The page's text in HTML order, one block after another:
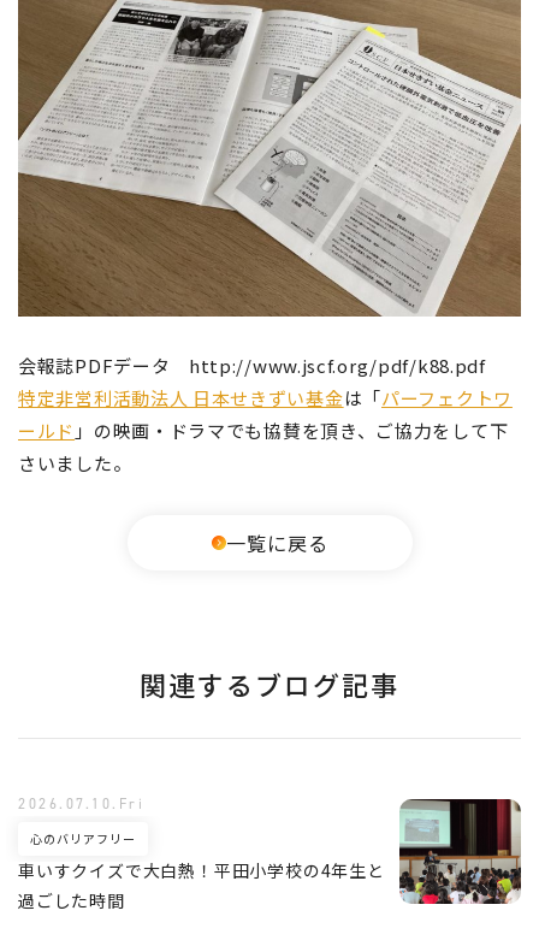
会報誌PDFデータ http://www.jscf.org/pdf/k88.pdf
特定非営利活動法人 日本せきずい基金は「パーフェクトワ
ールド 」の映画・ドラマでも協賛を頂き、ご協力をして下
さいました。
一覧に戻る
関連するブログ記事
車いすクイズで大白熱！平田小学校の4年生と
過ごした時間
心のバリアフリー
2026.07.10.Fri